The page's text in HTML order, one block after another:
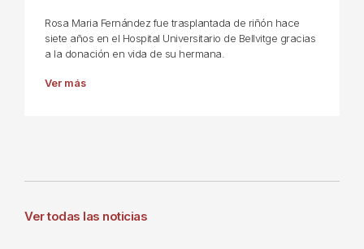
Rosa Maria Fernández fue trasplantada de riñón hace
siete años en el Hospital Universitario de Bellvitge gracias
a la donación en vida de su hermana.
Ver más
Ver todas las noticias